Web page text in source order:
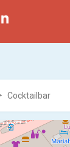
Cocktailbar